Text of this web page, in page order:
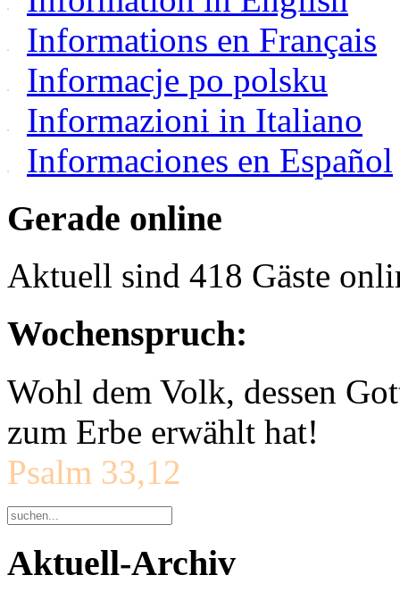
Informations en Français
Informacje po polsku
Informazioni in Italiano
Informaciones en Español
Gerade online
Aktuell sind 418 Gäste
Wochenspruch:
Wohl dem Volk, dessen
zum Erbe erwählt hat!
Psalm 33,12
Aktuell-Archiv